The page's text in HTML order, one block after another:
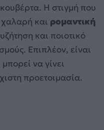
Η στιγμή που
χαλαρή και ρομαντική
και ποιοτικό
Επιπλέον, είναι
να γίνει
προετοιμασία.